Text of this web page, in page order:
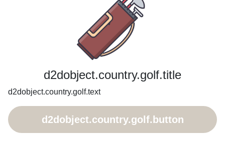
d2dobject.country.golf.title
d2dobject.country.golf.text
d2dobject.country.golf.button